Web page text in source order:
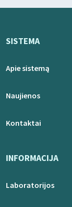
SISTEMA
Apie sistemą
Naujienos
Kontaktai
INFORMACIJA
Laboratorijos